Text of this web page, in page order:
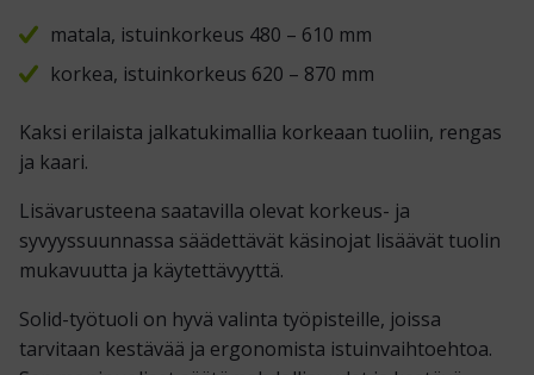
matala, istuinkorkeus 480 – 610 mm
korkea, istuinkorkeus 620 – 870 mm
Kaksi erilaista jalkatukimallia korkeaan tuoliin, rengas
ja kaari.
Lisävarusteena saatavilla olevat korkeus- ja
syvyyssuunnassa säädettävät käsinojat lisäävät tuolin
mukavuutta ja käytettävyyttä.
Solid-työtuoli on hyvä valinta työpisteille, joissa
tarvitaan kestävää ja ergonomista istuinvaihtoehtoa.